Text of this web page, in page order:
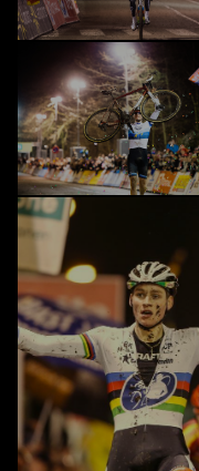
Cross 2019
Cross 2017